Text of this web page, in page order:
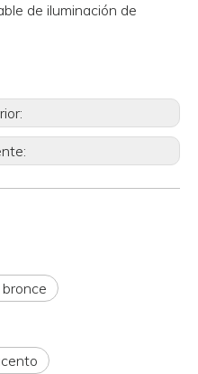
de iluminación de